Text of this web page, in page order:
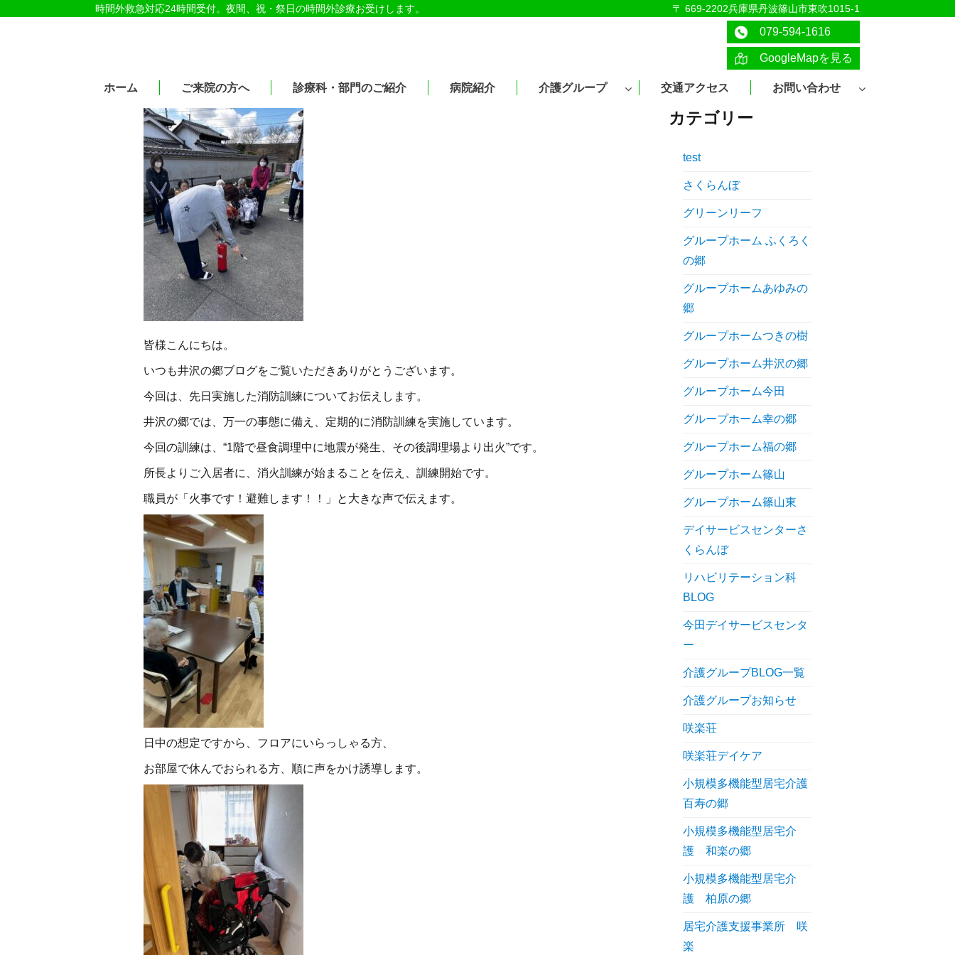
時間外救急対応24時間受付。夜間、祝・祭日の時間外診療お受けします。 〒 669-2202兵庫県丹波篠山市東吹1015-1
079-594-1616
GoogleMapを見る
ホーム ご来院の方へ 診療科・部門のご紹介 病院紹介 介護グループ 交通アクセス お問い合わせ
皆様こんにちは。
いつも井沢の郷ブログをご覧いただきありがとうございます。
今回は、先日実施した消防訓練についてお伝えします。
井沢の郷では、万一の事態に備え、 定期的に消防訓練を実施しています。
今回の訓練は、 “1階で昼食調理中に地震が発生、その後調理場より出火”です。
所長よりご入居者に、消火訓練が始まることを伝え、 訓練開始です。
職員が「火事です！避難します！！」と大きな声で伝えます。
日中の想定ですから、フロアにいらっしゃる方、
お部屋で休んでおられる方、順に声をかけ誘導します。
カテゴリー
test
さくらんぼ
グリーンリーフ
グループホーム ふくろく
の郷
グループホームあゆみの
郷
グループホームつきの樹
グループホーム井沢の郷
グループホーム今田
グループホーム幸の郷
グループホーム福の郷
グループホーム篠山
グループホーム篠山東
デイサービスセンターさ
くらんぼ
リハビリテーション科
BLOG
今田デイサービスセンタ
ー
介護グループBLOG一覧
介護グループお知らせ
咲楽荘
咲楽荘デイケア
小規模多機能型居宅介護
百寿の郷
小規模多機能型居宅介
護 和楽の郷
小規模多機能型居宅介
護 柏原の郷
居宅介護支援事業所 咲
楽